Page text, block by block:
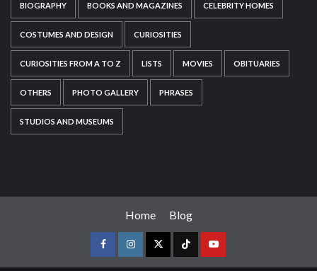
BIOGRAPHY BOOKS AND MAGAZINES CELEBRITY HOMES
COSTUMES AND DESIGN CURIOSITIES
CURIOSITIES FROM A TO Z LISTS MOVIES OBITUARIES
OTHERS PHOTO GALLERY PHRASES
STUDIOS AND MUSEUMS
Home Blog